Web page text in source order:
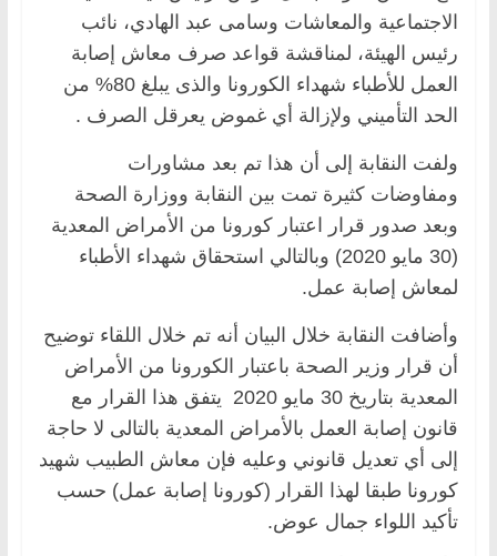
الاجتماعية والمعاشات وسامى عبد الهادي، نائب
رئيس الهيئة، لمناقشة قواعد صرف معاش إصابة
العمل للأطباء شهداء الكورونا والذى يبلغ 80% من
الحد التأميني ولإزالة أي غموض يعرقل الصرف .
ولفت النقابة إلى أن هذا تم بعد مشاورات
ومفاوضات كثيرة تمت بين النقابة ووزارة الصحة
وبعد صدور قرار اعتبار كورونا من الأمراض المعدية
(30 مايو 2020) وبالتالي استحقاق شهداء الأطباء
لمعاش إصابة عمل.
وأضافت النقابة خلال البيان أنه تم خلال اللقاء توضيح
أن قرار وزير الصحة باعتبار الكورونا من الأمراض
المعدية بتاريخ 30 مايو 2020 يتفق هذا القرار مع
قانون إصابة العمل بالأمراض المعدية بالتالى لا حاجة
إلى أي تعديل قانوني وعليه فإن معاش الطبيب شهيد
كورونا طبقا لهذا القرار (كورونا إصابة عمل) حسب
تأكيد اللواء جمال عوض.